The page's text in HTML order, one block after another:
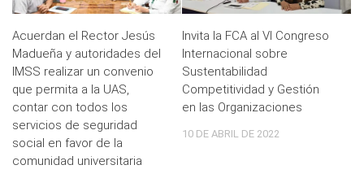
Acuerdan el Rector Jesús
Madueña y autoridades del
IMSS realizar un convenio
que permita a la UAS,
contar con todos los
servicios de seguridad
social en favor de la
comunidad universitaria
Invita la FCA al VI Congreso
Internacional sobre
Sustentabilidad
Competitividad y Gestión
en las Organizaciones
10 DE ABRIL DE 2022